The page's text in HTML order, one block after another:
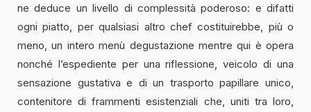
ne deduce un livello di complessità poderoso: e difatti
ogni piatto, per qualsiasi altro chef costituirebbe, più o
meno, un intero menù degustazione mentre qui è opera
nonché l’espediente per una riflessione, veicolo di una
sensazione gustativa e di un trasporto papillare unico,
contenitore di frammenti esistenziali che, uniti tra loro,